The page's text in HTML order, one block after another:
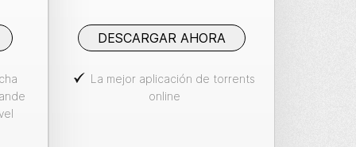
DESCARGAR AHORA
La mejor aplicación de torrents
online